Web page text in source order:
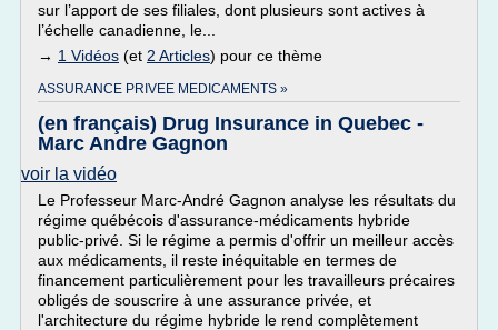
sur l’apport de ses filiales, dont plusieurs sont actives à
l’échelle canadienne, le...
→ 1 Vidéos (et 2 Articles) pour ce thème
ASSURANCE PRIVEE MEDICAMENTS »
(en français) Drug Insurance in Quebec -
Marc Andre Gagnon
voir la vidéo
Le Professeur Marc-André Gagnon analyse les résultats du
régime québécois d'assurance-médicaments hybride
public-privé. Si le régime a permis d'offrir un meilleur accès
aux médicaments, il reste inéquitable en termes de
financement particulièrement pour les travailleurs précaires
obligés de souscrire à une assurance privée, et
l'architecture du régime hybride le rend complètement